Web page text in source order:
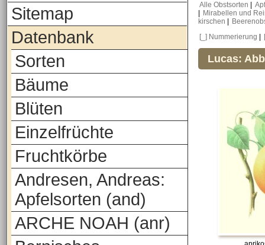
Sitemap
Datenbank
Sorten
Bäume
Blüten
Einzelfrüchte
Fruchtkörbe
Andresen, Andreas:
Apfelsorten (and)
ARCHE NOAH (anr)
Alle Obstsorten
Mirabellen und
kirschen
[_] Nummerierung
Lucas: